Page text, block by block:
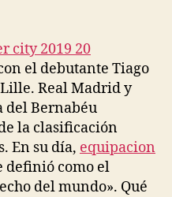
el debutante Tiago
Real Madrid y
del Bernabéu
la clasificación
En su día, equipacion
definió como el
del mundo». Qué